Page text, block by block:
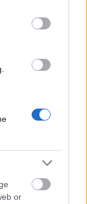
below Google
or
az